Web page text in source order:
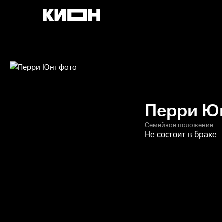
Перри
Семейное положение
Не состоит в браке